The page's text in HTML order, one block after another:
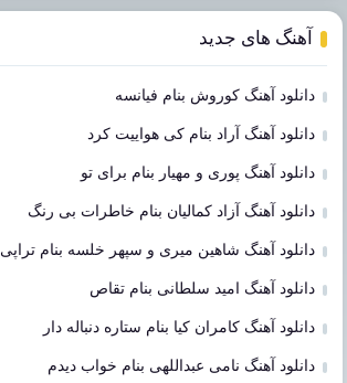
آهنگ های جدید
دانلود آهنگ کوروش بنام فیانسه
دانلود آهنگ آراد بنام کی هواییت کرد
دانلود آهنگ پوری و مهیار بنام برای تو
دانلود آهنگ آزاد کمالیان بنام خاطرات بی رنگ
دانلود آهنگ شاهین میری و سپهر خلسه بنام تراپی
دانلود آهنگ امید سلطانی بنام تقاص
دانلود آهنگ کامران کیا بنام ستاره دنباله دار
دانلود آهنگ نامی عبداللهی بنام خواب دیدم